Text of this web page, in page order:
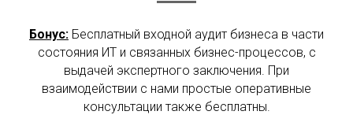
Бонус: Бесплатный входной аудит бизнеса в части
состояния ИТ и связанных бизнес-процессов, с
выдачей экспертного заключения. При
взаимодействии с нами простые оперативные
консультации также бесплатны.